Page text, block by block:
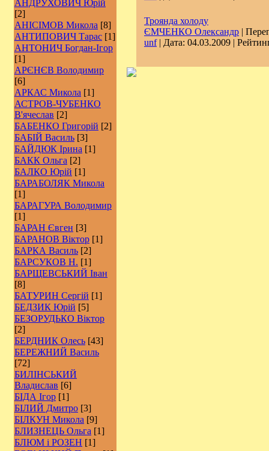
АНДРУХОВИЧ Юрій
[2]
АНІСІМОВ Микола [8]
АНТИПОВИЧ Тарас [1]
АНТОНИЧ Богдан-Ігор
[1]
АРЄНЄВ Володимир
[6]
АРКАС Микола [1]
АСТРОВ-ЧУБЕНКО
В'ячеслав [2]
БАБЕНКО Григорій [2]
БАБІЙ Василь [3]
БАЙДЮК Ірина [1]
БАКК Ольга [2]
БАЛКО Юрій [1]
БАРАБОЛЯК Микола
[1]
БАРАГУРА Володимир
[1]
БАРАН Євген [3]
БАРАНОВ Віктор [1]
БАРКА Василь [2]
БАРСУКОВ Н. [1]
БАРЩЕВСЬКИЙ Іван
[8]
БАТУРИН Сергій [1]
БЕДЗИК Юрій [5]
БЕЗОРУДЬКО Віктор
[2]
БЕРДНИК Олесь [43]
БЕРЕЖНИЙ Василь
[72]
БИЛІНСЬКИЙ
Владислав [6]
БІДА Ігор [1]
БІЛИЙ Дмитро [3]
БІЛКУН Микола [9]
БЛИЗНЕЦЬ Ольга [1]
БЛЮМ і РОЗЕН [1]
Троянда холоду
ЄМЧЕНКО Олександр |
unf| Дата: 04.03.2009 |